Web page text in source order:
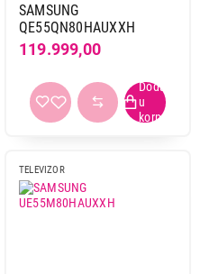
SAMSUNG
QE55QN80HAUXXH
119.999,00
TELEVIZOR